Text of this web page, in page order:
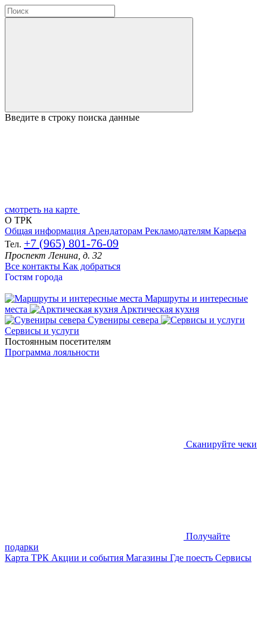
Введите в строку поиска данные
смотреть на карте
О ТРК
Общая информация Арендаторам Рекламодателям Карьера
Тел. +7 (965) 801-76-09
Проспект Ленина, д. 32
Все контакты Как добраться
Гостям города
Маршруты и интересные
места
Арктическая кухня
Сувениры севера
Сервисы и услуги
Постоянным посетителям
Программа лояльности
Сканируйте чеки
Получайте
подарки
Карта ТРК Акции и события Магазины Где поесть Сервисы